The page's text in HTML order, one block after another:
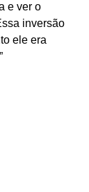
e ver o
inversão
ele era